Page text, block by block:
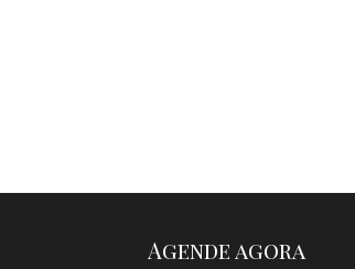
Agende agora